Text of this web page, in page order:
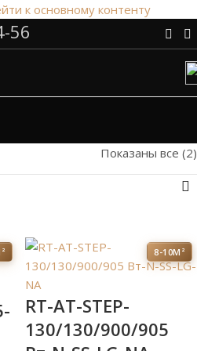
к основному контенту
время на подбор
от 3х вариантов | В
и под заказ
56
Показаны все (2)
8-10М²
RT-AT-STEP-
130/130/900/905